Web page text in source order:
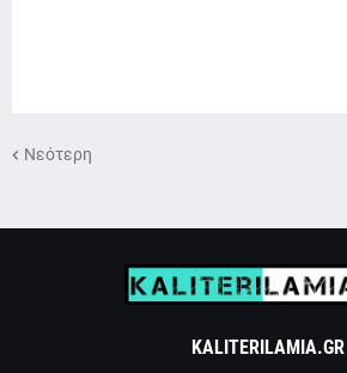
Νεότερη
KALITERILAMIA.GR